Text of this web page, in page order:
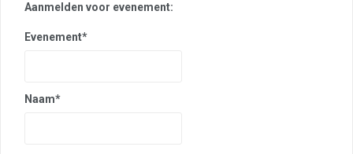
Aanmelden voor evenement:
Evenement*
Naam*